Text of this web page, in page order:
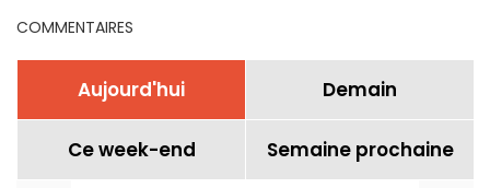
COMMENTAIRES
Aujourd'hui Demain
Ce week-end Semaine prochaine